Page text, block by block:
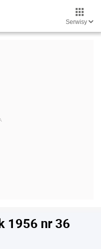
Serwisy
1956 nr 36